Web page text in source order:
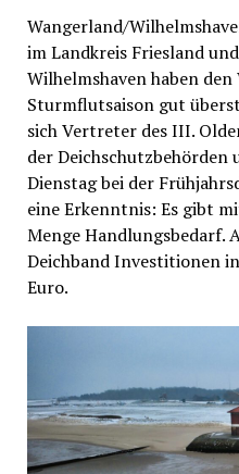
Wangerland/
im Landkreis Friesland
Wilhelmshaven haben
Sturmflutsaison gut
sich Vertreter des III.
der Deichschutzbehörden
Dienstag bei der
eine Erkenntnis: Es gibt
Menge Handlungsbedarf.
Deichband Investitionen
Euro.